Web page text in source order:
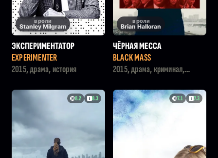
в роли
Stanley Milgram
ЭКСПЕРИМЕНТАТОР
EXPERIMENTER
2015, драма, история
в роли
Brian Halloran
ЧЁРНАЯ МЕССА
BLACK MASS
2015, драма, криминал,
8.2 8.3 7.1 7.3